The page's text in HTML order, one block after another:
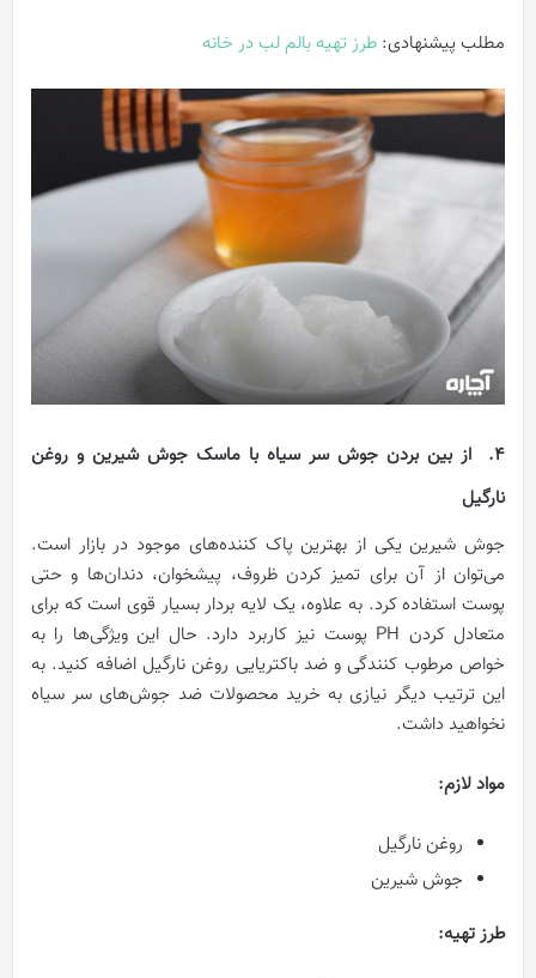
مطلب پیشنهادی: طرز تهیه بالم لب در خانه
4. از بین بردن جوش سر سیاه با ماسک جوش شیرین و روغن
نارگیل
جوش شیرین یکی از بهترین پاک کننده‌های موجود در بازار است.
می‌توان از آن برای تمیز کردن ظروف، پیشخوان، دندان‌ها و حتی
پوست استفاده کرد. به علاوه، یک لایه بردار بسیار قوی است که برای
متعادل کردن PH پوست نیز کاربرد دارد. حال این ویژگی‌ها را به
خواص مرطوب کنندگی و ضد باکتریایی روغن نارگیل اضافه کنید. به
این ترتیب دیگر نیازی به خرید محصولات ضد جوش‌های سر سیاه
نخواهید داشت.
مواد لازم:
روغن نارگیل
جوش شیرین
طرز تهیه: